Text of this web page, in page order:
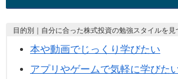
目的別｜自分に合った株式投資の勉強スタイルを見
本や動画でじっくり学びたい
アプリやゲームで気軽に学びた